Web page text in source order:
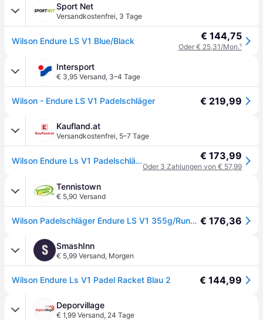
Sport Net
Versandkostenfrei, 3 Tage
Wilson Endure LS V1 Blue/Black € 144,75
Oder € 25,31/Mon.¹
Intersport
€ 3,95 Versand, 3–4 Tage
Wilson - Endure LS V1 Padelschläger € 219,99
Kaufland.at
Versandkostenfrei, 5–7 Tage
Wilson Endure Ls V1 Padelschläger - Schwarz / Hellblau | Größe: ONE SIZE € 173,99
Oder 3 Zahlungen von € 57,99
Tennistown
€ 5,90 Versand
Wilson Padelschläger Endure LS V1 355g/Rund hellblau € 176,36
S SmashInn
€ 5,99 Versand, Morgen
Wilson Endure Ls V1 Padel Racket Blau 2 € 144,99
Deporvillage
€ 1,99 Versand, 24 Tage